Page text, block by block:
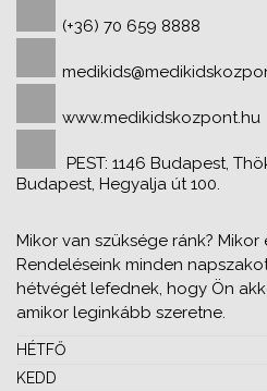
(+36) 70 659 8888
www.medikidskozpont.hu
PEST: 1146 Budapest,
Budapest, Hegyalja út 100.
Mikor van szüksége ránk?
Rendeléseink minden
hétvégét lefednek, hogy Ön
amikor leginkább szeretne.
HÉTFŐ
KEDD